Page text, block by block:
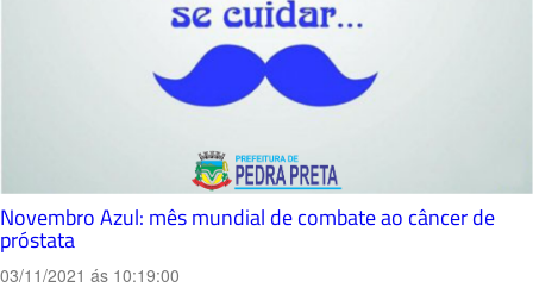
Novembro Azul: mês mundial de combate ao câncer de
próstata
03/11/2021 ás 10:19:00